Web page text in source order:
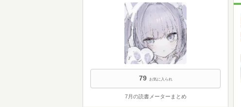
79 お気に入られ
7月の読書メーターまとめ